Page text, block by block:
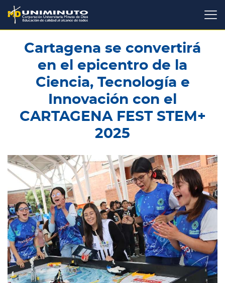
Pasar
contenido
principal
Cartagena se convertirá
en el epicentro de la
Ciencia, Tecnología e
Innovación con el
CARTAGENA FEST STEM+
2025